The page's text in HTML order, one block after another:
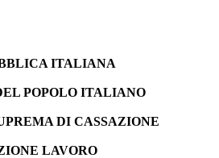
ITALIANA
POPOLO ITALIANO
DI CASSAZIONE
LAVORO